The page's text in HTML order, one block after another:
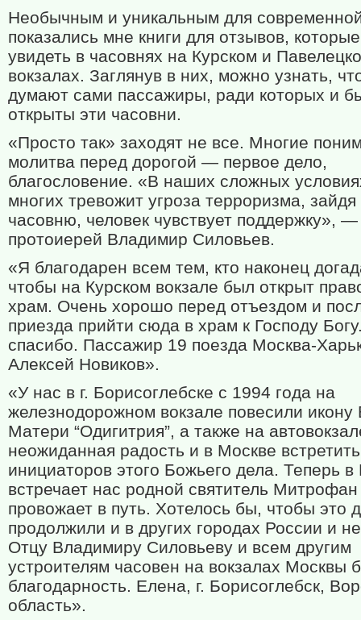
Необычным и уникальным для
показались мне книги для отзывов,
увидеть в часовнях на Курском и
вокзалах. Заглянув в них, можно узнать,
думают сами пассажиры, ради которых и
открыты эти часовни.
«Просто так» заходят не все. Многие
молитва перед дорогой — первое дело,
благословение. «В наших сложных
многих тревожит угроза терроризма, зайдя
часовню, человек чувствует поддержку», —
протоиерей Владимир Силовьев.
«Я благодарен всем тем, кто наконец
чтобы на Курском вокзале был открыт
храм. Очень хорошо перед отъездом и
приезда прийти сюда в храм к Господу
спасибо. Пассажир 19 поезда Москва-
Алексей Новиков».
«У нас в г. Борисоглебске с 1994 года на
железнодорожном вокзале повесили
Матери “Одигитрия”, а также на
неожиданная радость и в Москве встретить
инициаторов этого Божьего дела. Теперь в
встречает нас родной святитель
провожает в путь. Хотелось бы, чтобы это
продолжили и в других городах России и
Отцу Владимиру Силовьеву и всем другим
устроителям часовен на вокзалах Москвы
благодарность. Елена, г. Борисоглебск,
область».